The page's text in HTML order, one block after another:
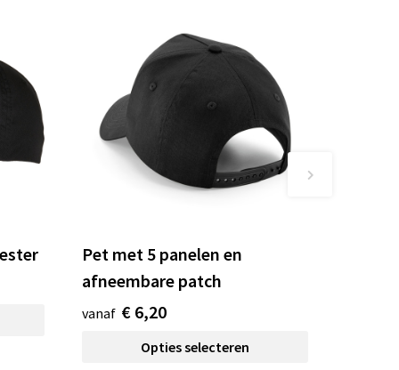
Pet met 5 panelen en
afneembare patch
vanaf € 6,20
Opties selecteren